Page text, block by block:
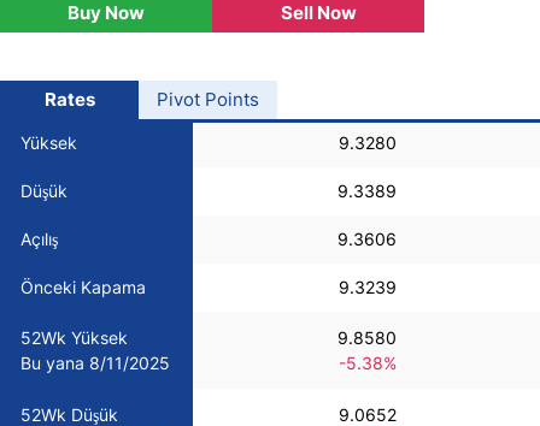
AUD/USD
Crude Oil
All Currencies
Buy Now Sell Now
Rates
Yüksek 9.3280
Düşük 9.3389
Açılış 9.3606
Önceki Kapama 9.3239
52Wk Yüksek
Bu yana 8/11/2025
9.8580
-5.38%
52Wk Düşük
9.0652
Pivot Points